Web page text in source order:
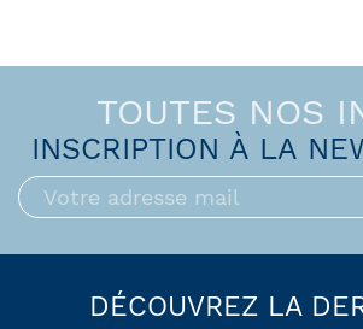
TOUTES NOS
INSCRIPTION À LA
DÉCOUVREZ LA